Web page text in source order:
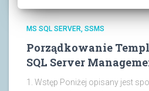
MS SQL SERVER SSMS
Porządkowanie
SQL Server
1. Wstęp Poniżej opisany jest